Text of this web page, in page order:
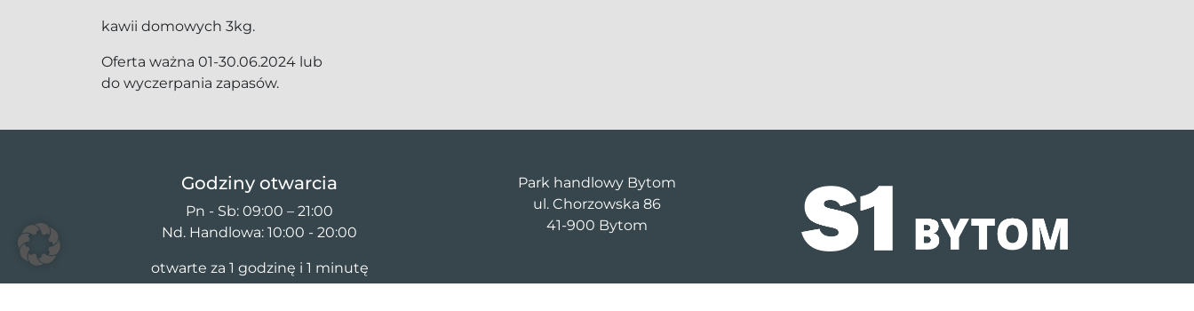
kawii domowych 3kg.
Oferta ważna 01-30.06.2024 lub
do wyczerpania zapasów.
Godziny otwarcia
Pn - Sb: 09:00 – 21:00
Nd. Handlowa: 10:00 - 20:00
otwarte za 1 godzinę i 1 minutę
Park handlowy Bytom
ul. Chorzowska 86
41-900 Bytom